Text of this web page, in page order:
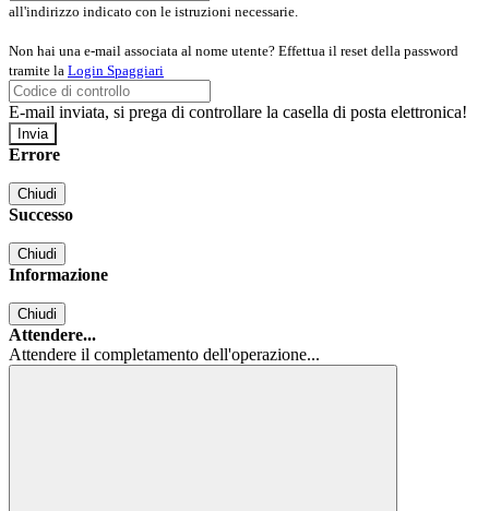
all'indirizzo indicato con le istruzioni necessarie.
Non hai una e-mail associata al nome utente? Effettua il reset della password
tramite la Login Spaggiari
E-mail inviata, si prega di controllare la casella di posta elettronica!
Errore
Chiudi
Successo
Chiudi
Informazione
Chiudi
Attendere...
Attendere il completamento dell'operazione...